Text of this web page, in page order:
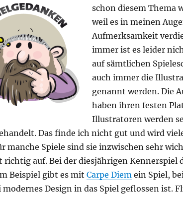
schon diesem Thema
weil es in meinen
Aufmerksamkeit
immer ist es leider
auf sämtlichen
auch immer die
genannt werden. Die
haben ihren festen
Illustratoren werden
Das finde ich nicht gut und wird
manche Spiele sind sie inzwischen sehr
richtig auf. Bei der diesjährigen Kennerspiel
Beispiel gibt es mit Carpe Diemein Spiel,
Design in das Spiel geflossen ist.